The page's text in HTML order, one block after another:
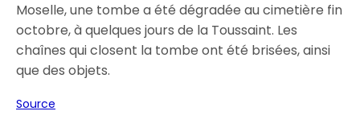
Moselle, une tombe a été dégradée au cimetière fin
octobre, à quelques jours de la Toussaint. Les
chaînes qui closent la tombe ont été brisées, ainsi
que des objets.
Source